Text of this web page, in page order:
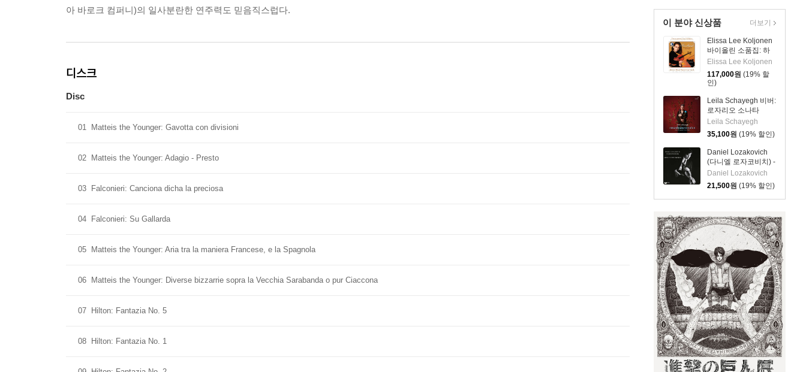
이 분야 신상품
Elissa Lee Koljonen
바이올린 소품집: 하
트브레이크
(Heartbreak:
Romantic Encores
For Violin) [투명 클리
어 컬러 2LP]
Elissa Lee Koljonen
117,000원 (19% 할
인)
Leila Schayegh 비버:
로자리오 소나타
(Biber: Rosary
Sonatas)
Leila Schayegh
35,100원 (19% 할인)
Daniel Lozakovich
(다니엘 로자코비치) -
바이올린 소품집
(Lost to the World)
Daniel Lozakovich
21,500원 (19% 할인)
더보기
아 바로크 컴퍼니)의 일사분란한 연주력도 믿음직스럽다.
디스크
Disc
01 Matteis the Younger: Gavotta con divisioni
02 Matteis the Younger: Adagio - Presto
03 Falconieri: Canciona dicha la preciosa
04 Falconieri: Su Gallarda
05 Matteis the Younger: Aria tra la maniera Francese, e la Spagnola
06 Matteis the Younger: Diverse bizzarrie sopra la Vecchia Sarabanda o pur Ciaccona
07 Hilton: Fantazia No. 5
08 Hilton: Fantazia No. 1